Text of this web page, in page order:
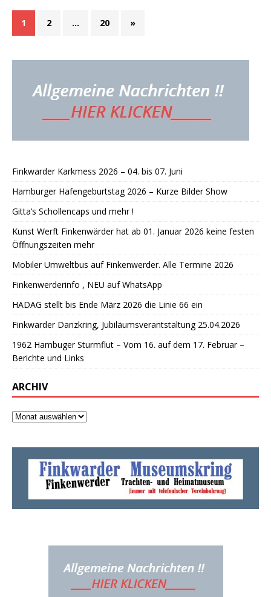
1 2 … 20 »
Finkwarder Karkmess 2026 – 04. bis 07. Juni
Hamburger Hafengeburtstag 2026 – Kurze Bilder Show
Gitta’s Schollencaps und mehr !
Kunst Werft Finkenwärder hat ab 01. Januar 2026 keine festen
Öffnungszeiten mehr
Mobiler Umweltbus auf Finkenwerder. Alle Termine 2026
Finkenwerderinfo , NEU auf WhatsApp
HADAG stellt bis Ende März 2026 die Linie 66 ein
Finkwarder Danzkring, Jubiläumsverantstaltung 25.04.2026
1962 Hambuger Sturmflut – Vom 16. auf dem 17. Februar –
Berichte und Links
ARCHIV